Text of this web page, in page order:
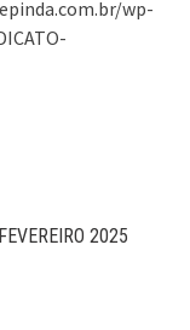
wp-
2025